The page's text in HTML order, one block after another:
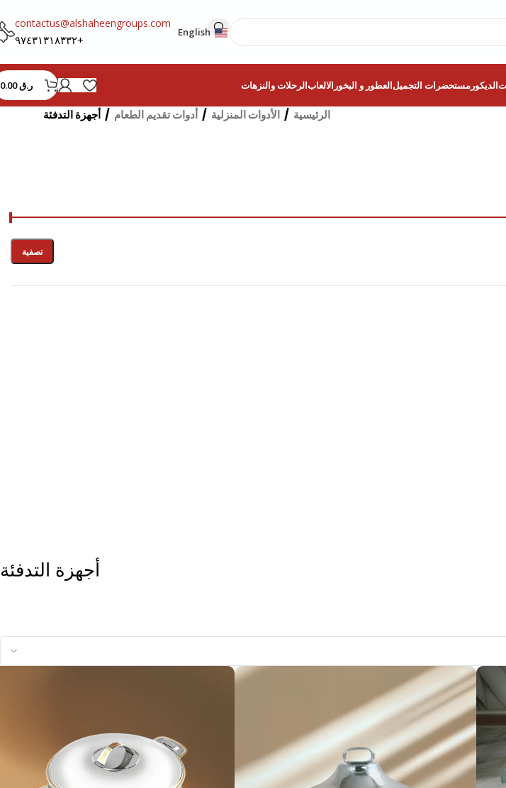
English
contactus@alshaheengroups.com
+٩٧٤٣١٣١٨٣٣٢
الديكورمستحضرات التجميلالعطور و البخور الالعابالرحلات والنزهات ر.ق0.00
الرئيسية / الأدوات المنزلية / أدوات تقديم الطعام / أجهزة التدفئة
تصفية
أجهزة التدفئة